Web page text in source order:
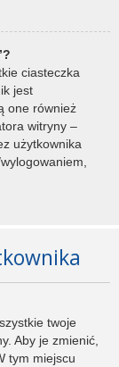
ciasteczka
jest
one również
witryny –
użytkownika
twoje
Aby je zmienić,
tym miejscu